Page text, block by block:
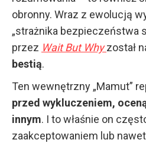
obronny. Wraz z ewolucją
„strażnika bezpieczeństwa
przez Wait But Why został
bestią.
Ten wewnętrzny „Mamut”
przed wykluczeniem,
innym. I to właśnie on
zaakceptowaniem lub